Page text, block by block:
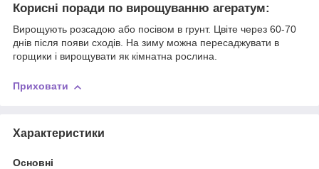
Корисні поради по вирощуванню агератум:
Вирощують розсадою або посівом в грунт. Цвіте через 60-70
днів після появи сходів. На зиму можна пересаджувати в
горщики і вирощувати як кімнатна рослина.
Приховати
Характеристики
Основні